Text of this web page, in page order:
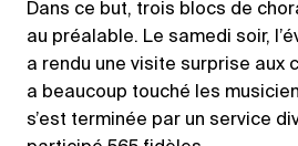
Dans ce but, trois blocs de
au préalable. Le samedi soir,
a rendu une visite surprise aux
a beaucoup touché les
s’est terminée par un service